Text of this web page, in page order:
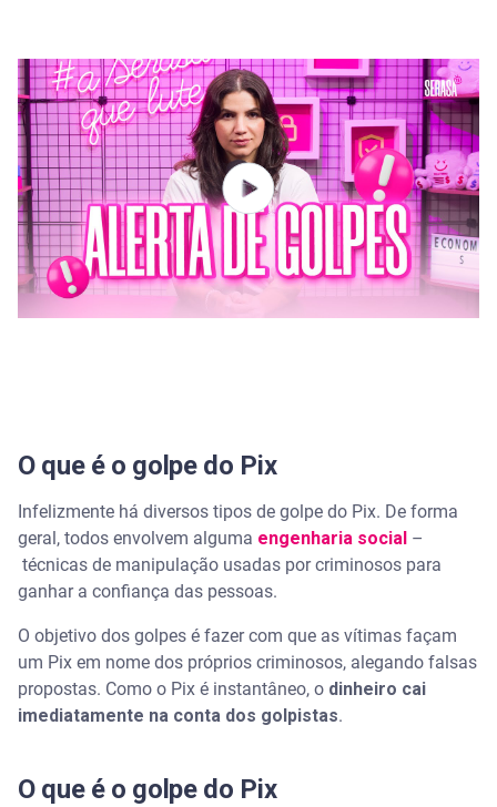
Tenha mais segurança contra fraudes com o
Serasa Premium
Perguntas frequentes sobre golpe do Pix
É possível estornar um Pix já feito?
O que golpistas podem fazer com minha chave
Pix?
O que é o golpe do Pix
Infelizmente há diversos tipos de golpe do Pix. De forma
geral, todos envolvem alguma engenharia social –
técnicas de manipulação usadas por criminosos para
ganhar a confiança das pessoas.
O objetivo dos golpes é fazer com que as vítimas façam
um Pix em nome dos próprios criminosos, alegando falsas
propostas. Como o Pix é instantâneo, o dinheiro cai
imediatamente na conta dos golpistas.
O que é o golpe do Pix